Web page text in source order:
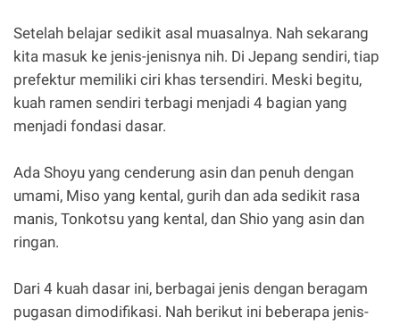
Setelah belajar sedikit asal muasalnya. Nah sekarang
kita masuk ke jenis-jenisnya nih. Di Jepang sendiri, tiap
prefektur memiliki ciri khas tersendiri. Meski begitu,
kuah ramen sendiri terbagi menjadi 4 bagian yang
menjadi fondasi dasar.
Ada Shoyu yang cenderung asin dan penuh dengan
umami, Miso yang kental, gurih dan ada sedikit rasa
manis, Tonkotsu yang kental, dan Shio yang asin dan
ringan.
Dari 4 kuah dasar ini, berbagai jenis dengan beragam
pugasan dimodifikasi. Nah berikut ini beberapa jenis-